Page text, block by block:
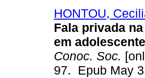
HONTOU,
Fala privada
em
Conoc. Soc.
97. Epub May